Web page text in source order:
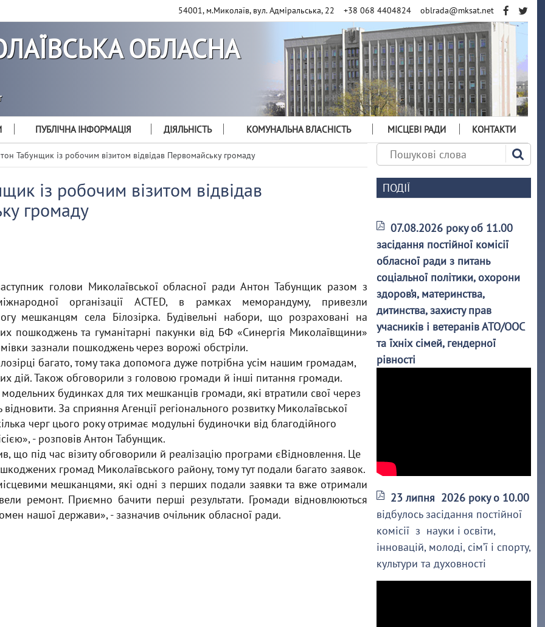
54001, м.Миколаїв, вул. Адміральська, 22 +38 068 4404824 oblrada@mksat.net
ОБЛАСНА
ПУБЛІЧНА ІНФОРМАЦІЯ ДІЯЛЬНІСТЬ КОМУНАЛЬНА ВЛАСНІСТЬ МІСЦЕВІ РАДИ КОНТАКТИ
Табунщик із робочим візитом відвідав Первомайську громаду
із робочим візитом відвідав
громаду
голови Миколаївської обласної ради Антон Табунщик разом з
організації ACTED, в рамках меморандуму, привезли
мешканцям села Білозірка. Будівельні набори, що розраховані на
пошкоджень та гуманітарні пакунки від БФ «Синергія Миколаївщини»
зазнали пошкоджень через ворожі обстріли.
багато, тому така допомога дуже потрібна усім нашим громадам,
дій. Також обговорили з головою громади й інші питання громади.
будинках для тих мешканців громади, які втратили свої через
відновити. За сприяння Агенції регіонального розвитку Миколаївської
черг цього року отримає модульні будиночки від благодійного
- розповів Антон Табунщик.
що під час візиту обговорили й реалізацію програми єВідновлення. Це
громад Миколаївського району, тому тут подали багато заявок.
мешканцями, які одні з перших подали заявки та вже отримали
ремонт. Приємно бачити перші результати. Громади відновлюються
нашої держави», - зазначив очільник обласної ради.
ПОДІЇ
07.08.2026 року об 11.00
засідання постійної комісії
обласної ради з питань
соціальної політики, охорони
здоров’я, материнства,
дитинства, захисту прав
учасників і ветеранів АТО/ООС
та їхніх сімей, гендерної
рівності
23 липня 2026 року о 10.00
відбулось засідання постійної
комісії з науки і освіти,
інновацій, молоді, сім’ї і спорту,
культури та духовності